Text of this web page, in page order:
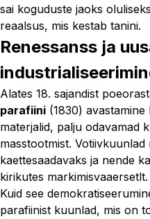
sai koguduste jaoks
reaalsus, mis kestab tanini.
Renessanss ja
Alates 18. sajandist
parafiini (1830)
materjalid, palju odavamad
masstootmist.
kaettesaadavaks ja nende
kirikutes markimisvaaersetlt.
Kuid see
parafiinist kuunlad, mis on